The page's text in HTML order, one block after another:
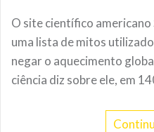
O site científico americano
uma lista de mitos
negar o aquecimento
ciência diz sobre ele, em